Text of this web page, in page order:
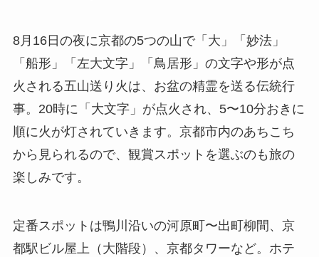
8月16日の夜に京都の5つの山で「大」「妙法」
「船形」「左大文字」「鳥居形」の文字や形が点
火される五山送り火は、お盆の精霊を送る伝統行
事。20時に「大文字」が点火され、5〜10分おきに
順に火が灯されていきます。京都市内のあちこち
から見られるので、観賞スポットを選ぶのも旅の
楽しみです。
定番スポットは鴨川沿いの河原町〜出町柳間、京
都駅ビル屋上（大階段）、京都タワーなど。ホテ